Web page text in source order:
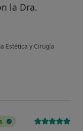
la Dra.
Estética y Cirugía